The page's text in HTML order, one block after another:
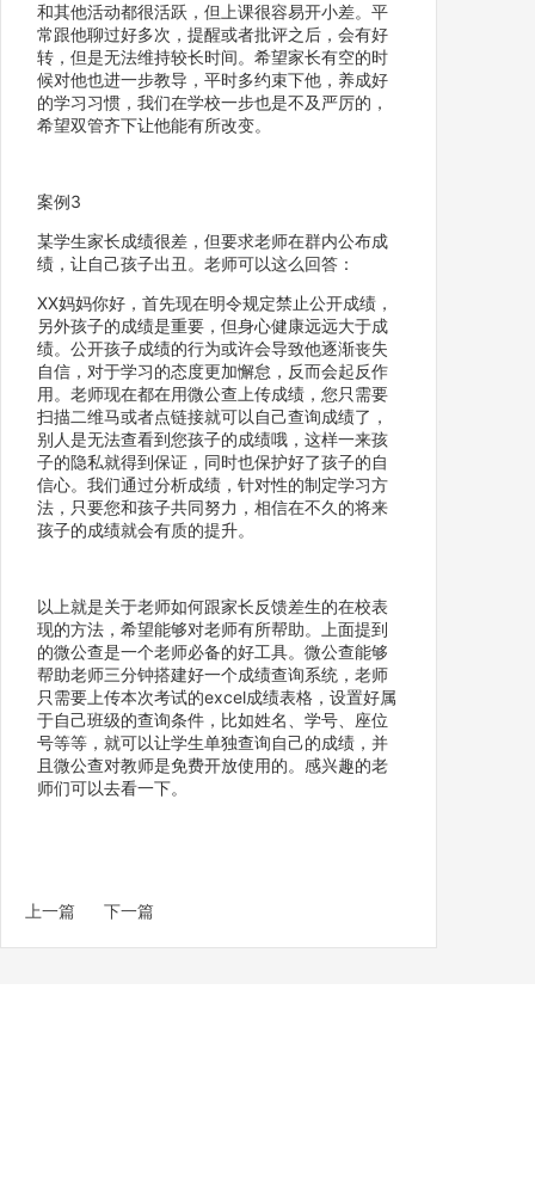
和其他活动都很活跃，但上课很容易开小差。平
常跟他聊过好多次，提醒或者批评之后，会有好
转，但是无法维持较长时间。希望家长有空的时
候对他也进一步教导，平时多约束下他，养成好
的学习习惯，我们在学校一步也是不及严厉的，
希望双管齐下让他能有所改变。
案例3
某学生家长成绩很差，但要求老师在群内公布成
绩，让自己孩子出丑。老师可以这么回答：
XX妈妈你好，首先现在明令规定禁止公开成绩，
另外孩子的成绩是重要，但身心健康远远大于成
绩。公开孩子成绩的行为或许会导致他逐渐丧失
自信，对于学习的态度更加懈怠，反而会起反作
用。老师现在都在用微公查上传成绩，您只需要
扫描二维马或者点链接就可以自己查询成绩了，
别人是无法查看到您孩子的成绩哦，这样一来孩
子的隐私就得到保证，同时也保护好了孩子的自
信心。我们通过分析成绩，针对性的制定学习方
法，只要您和孩子共同努力，相信在不久的将来
孩子的成绩就会有质的提升。
以上就是关于老师如何跟家长反馈差生的在校表
现的方法，希望能够对老师有所帮助。上面提到
的微公查是一个老师必备的好工具。微公查能够
帮助老师三分钟搭建好一个成绩查询系统，老师
只需要上传本次考试的excel成绩表格，设置好属
于自己班级的查询条件，比如姓名、学号、座位
号等等，就可以让学生单独查询自己的成绩，并
且微公查对教师是免费开放使用的。感兴趣的老
师们可以去看一下。
上一篇 下一篇